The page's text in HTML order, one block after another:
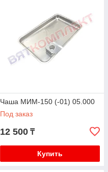
Чаша МИМ-150 (-01) 05.000
Под заказ
12 500 ₸
Купить